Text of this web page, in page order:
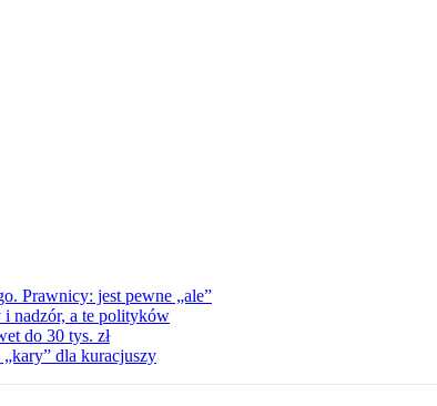
Prawnicy: jest pewne „ale”
nadzór, a te polityków
do 30 tys. zł
dla kuracjuszy